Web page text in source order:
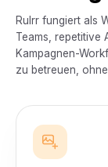
Ein
und
KI-